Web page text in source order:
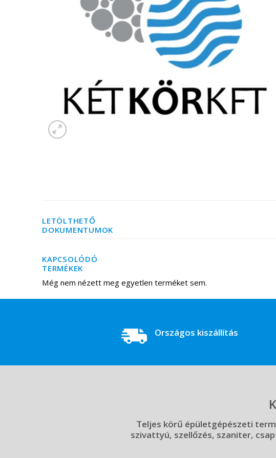
LETÖLTHETŐ
DOKUMENTUMOK
KAPCSOLÓDÓ
TERMÉKEK
Még nem nézett meg egyetlen terméket sem.
Országos kiszállítás
Teljes körű épületgépészeti
szivattyú, szellőzés, szaniter,